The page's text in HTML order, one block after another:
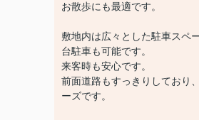
お散歩にも最適です。
敷地内は広々とした駐車スペ
台駐車も可能です。
来客時も安心です。
前面道路もすっきりしており
ーズです。